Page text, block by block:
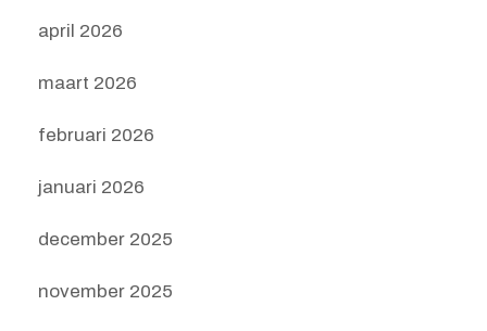
april 2026
maart 2026
februari 2026
januari 2026
december 2025
november 2025